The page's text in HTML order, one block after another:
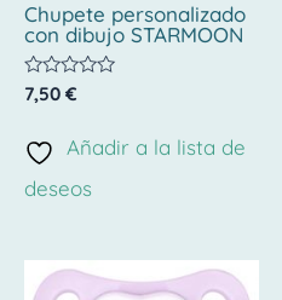
Chupete personalizado
con dibujo STARMOON
Valorado
con
de
5
7,50 €
Añadir a la lista de
deseos